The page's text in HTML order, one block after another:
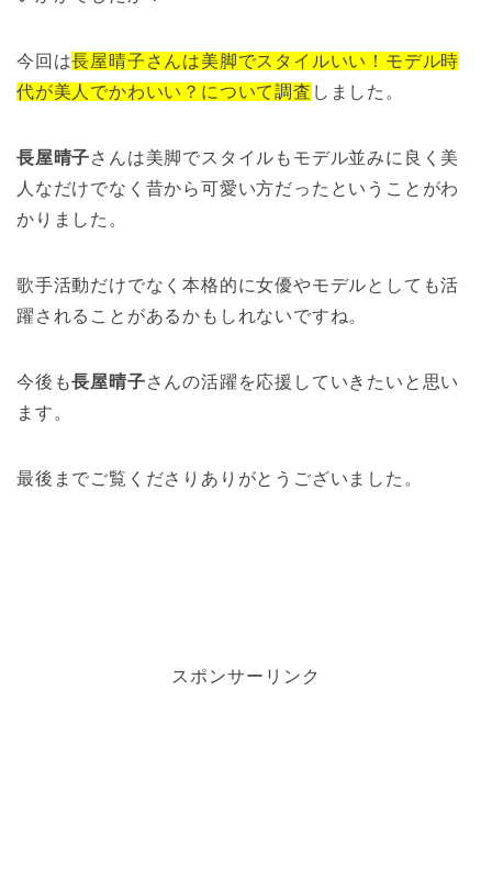
今回は長屋晴子さんは美脚でスタイルいい！モデル時
代が美人でかわいい？について調査 しました。
長屋晴子さんは美脚でスタイルもモデル並みに良く美
人なだけでなく昔から可愛い方だったということがわ
かりました。
歌手活動だけでなく本格的に女優やモデルとしても活
躍されることがあるかもしれないですね。
今後も長屋晴子さんの活躍を応援していきたいと思い
ます。
最後までご覧くださりありがとうございました。
スポンサーリンク